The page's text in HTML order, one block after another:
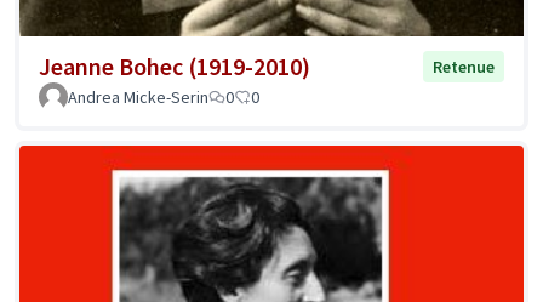
Jeanne Bohec (1919-2010)
Retenue
Andrea Micke-Serin
0 0